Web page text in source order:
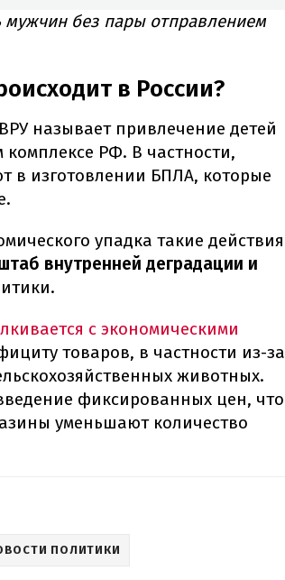
мужчин без пары отправлением
в России?
называет привлечение детей
РФ. В частности,
в изготовлении БПЛА, которые
упадка такие действия
внутренней деградации и
с экономическими
товаров, в частности из-за
животных.
фиксированных цен, что
уменьшают количество
ПОЛИТИКИ